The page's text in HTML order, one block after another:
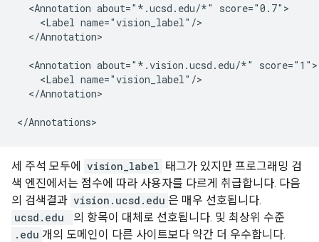
  <Annotation about="*.ucsd.edu/*" score="0.7">
    <Label name="vision_label"/>
  </Annotation>
  <Annotation about="*.vision.ucsd.edu/*" score="1">
    <Label name="vision_label"/>
  </Annotation>
</Annotations>
세 주석 모두에 vision_label 태그가 있지만 프로그래밍 검
색 엔진에서는 점수에 따라 사용자를 다르게 취급합니다. 다음
의 검색결과 vision.ucsd.edu 은 매우 선호됩니다.
ucsd.edu
의 항목이 대체로 선호됩니다. 및 최상위 수준
.edu 개의 도메인이 다른 사이트보다 약간 더 우수합니다.